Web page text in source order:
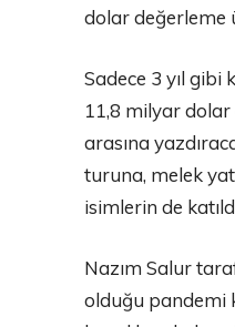
dolar değerleme
Sadece 3 yıl gibi
11,8 milyar dolar
arasına
turuna, melek
isimlerin de
Nazım Salur
olduğu pandemi